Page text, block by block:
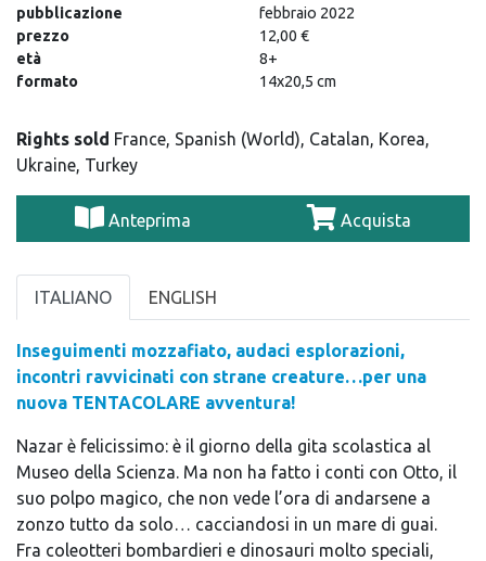
pubblicazione
febbraio 2022
prezzo
12,00 €
età
8+
formato
14x20,5 cm
Rights sold France, Spanish (World), Catalan, Korea,
Ukraine, Turkey
Anteprima Acquista
ITALIANO ENGLISH
Inseguimenti mozzafiato, audaci esplorazioni,
incontri ravvicinati con strane creature…per una
nuova TENTACOLARE avventura!
Nazar è felicissimo: è il giorno della gita scolastica al
Museo della Scienza. Ma non ha fatto i conti con Otto, il
suo polpo magico, che non vede l’ora di andarsene a
zonzo tutto da solo… cacciandosi in un mare di guai.
Fra coleotteri bombardieri e dinosauri molto speciali,